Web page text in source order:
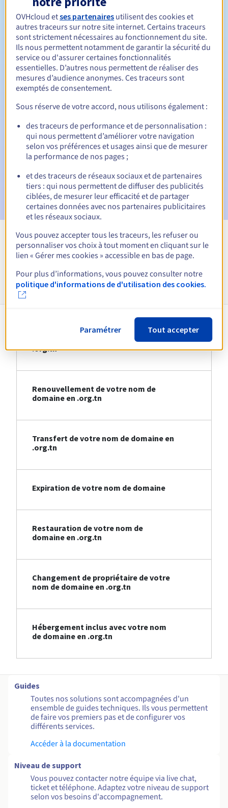
Durée de renouvellement
Période de rédemption
Notifications automatiques :
date d'échéance
E-mail le jour de l'expirationpour notification de la
suspension du nom de domaine
E-mail après la période de grâce de rédemptionpour
notification de la suppression du nom de domaine
Voir toutes les extensions
Informations sur le .org.tn
Création de votre nom de domaine en
.org.tn
Renouvellement de votre nom de
domaine en .org.tn
Transfert de votre nom de domaine en
.org.tn
Expiration de votre nom de domaine
Restauration de votre nom de
domaine en .org.tn
Changement de propriétaire de votre
nom de domaine en .org.tn
Hébergement inclus avec votre nom
de domaine en .org.tn
Guides
Toutes nos solutions sont accompagnées d'un
ensemble de guides techniques. Ils vous permettent
de faire vos premiers pas et de configurer vos
différents services.
Accéder à la documentation
Niveau de support
Vous pouvez contacter notre équipe via live chat,
ticket et téléphone. Adaptez votre niveau de support
selon vos besoins d'accompagnement.
OVHcloud etses partenaires utilisent des cookies et
autres traceurs sur notre site internet. Certains traceurs
sont strictement nécessaires au fonctionnement du site.
Ils nous permettent notamment de garantir la sécurité du
service ou d'assurer certaines fonctionnalités
essentielles. D’autres nous permettent de réaliser des
mesures d’audience anonymes. Ces traceurs sont
exemptés de consentement.
Sous réserve de votre accord, nous utilisons également :
des traceurs de performance et de personnalisation :
qui nous permettent d’améliorer votre navigation
selon vos préférences et usages ainsi que de mesurer
la performance de nos pages ;
et des traceurs de réseaux sociaux et de partenaires
tiers : qui nous permettent de diffuser des publicités
ciblées, de mesurer leur efficacité et de partager
certaines données avec nos partenaires publicitaires
et les réseaux sociaux.
Vous pouvez accepter tous les traceurs, les refuser ou
personnaliser vos choix à tout moment en cliquant sur le
lien « Gérer mes cookies » accessible en bas de page.
Pour plus d’informations, vous pouvez consulter notre
politique d'informations de d'utilisation des cookies.
Paramétrer Tout accepter